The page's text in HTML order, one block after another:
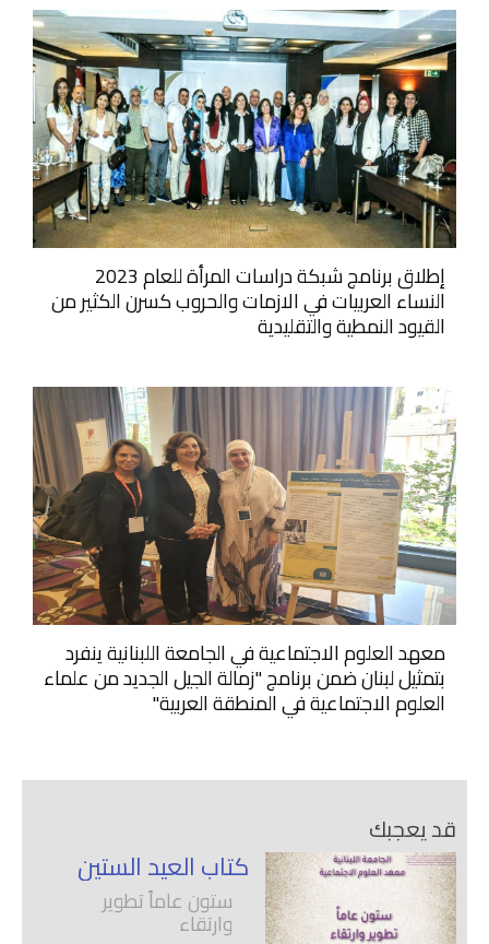
إطلاق برنامج شبكة دراسات المرأة للعام 2023
النساء العربيات في الازمات والحروب كسرن الكثير من
القيود النمطية والتقليدية
معهد العلوم الاجتماعية في الجامعة اللبنانية ينفرد
بتمثيل لبنان ضمن برنامج "زمالة الجيل الجديد من علماء
العلوم الاجتماعية في المنطقة العربية"
قد يعجبك
كتاب العيد الستين
ستون عاماً تطوير
وارتقاء